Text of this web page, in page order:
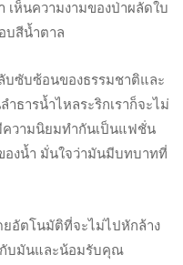
ห็นความงามของป่าผลัดใบ
บสีน้ำตาล
บซับซ้อนของธรรมชาติและ
ธารน้ำไหลระริกเราก็จะไม่
ความนิยมทำกันเป็นแฟชั่น
องน้ำ มั่นใจว่ามันมีบทบาทที่
ยอัตโนมัติที่จะไม่ไปหักล้าง
กับมันและน้อมรับคุณ